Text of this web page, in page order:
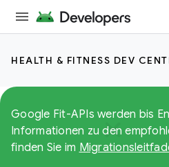
HEALTH & FITNESS DEV
Google Fit-APIs werden bis
Informationen zu den
finden Sie im